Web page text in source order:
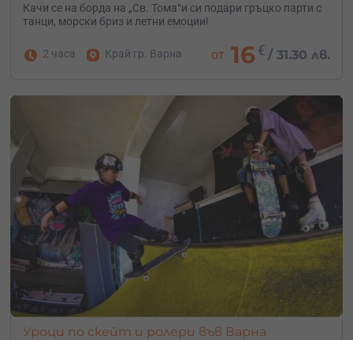
Качи се на борда на „Св. Тома“и си подари гръцко парти с
танци, морски бриз и летни емоции!
2 часа Край гр. Варна от 16€ /31.30 лв.
Уроци по скейт и ролери във Варна